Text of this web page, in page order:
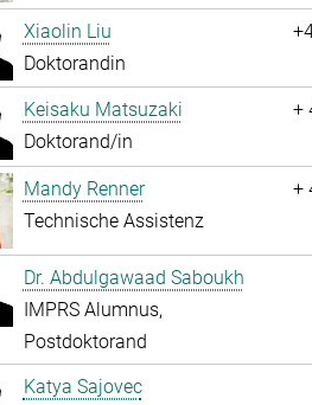
Xiaolin Liu
Doktorandin
Keisaku Matsuzaki
Doktorand/in
+
Mandy Renner
Technische Assistenz
+
Dr. Abdulgawaad Saboukh
IMPRS Alumnus,
Postdoktorand
Katya Sajovec